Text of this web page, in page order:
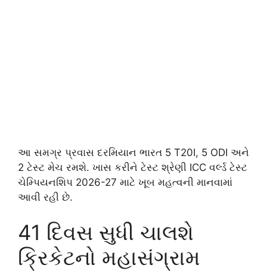
આ સમગ્ર પ્રવાસ દરમિયાન ભારત 5 T20I, 5 ODI અને
2 ટેસ્ટ મેચ રમશે. ખાસ કરીને ટેસ્ટ શ્રેણી ICC વર્લ્ડ ટેસ્ટ
ચેમ્પિયનશિપ 2026-27 માટે ખૂબ મહત્વની માનવામાં
આવી રહી છે.
41 દિવસ સુધી ચાલશે
ક્રિકેટનો મહાસંગ્રામ